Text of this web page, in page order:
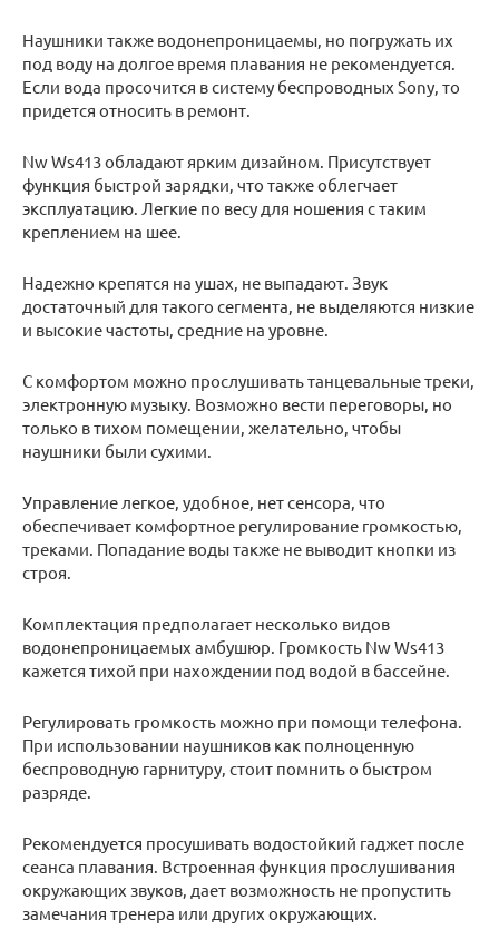
Наушники также водонепроницаемы, но погружать их
под воду на долгое время плавания не рекомендуется.
Если вода просочится в систему беспроводных Sony, то
придется относить в ремонт.
Nw Ws413 обладают ярким дизайном. Присутствует
функция быстрой зарядки, что также облегчает
эксплуатацию. Легкие по весу для ношения с таким
креплением на шее.
Надежно крепятся на ушах, не выпадают. Звук
достаточный для такого сегмента, не выделяются низкие
и высокие частоты, средние на уровне.
С комфортом можно прослушивать танцевальные треки,
электронную музыку. Возможно вести переговоры, но
только в тихом помещении, желательно, чтобы
наушники были сухими.
Управление легкое, удобное, нет сенсора, что
обеспечивает комфортное регулирование громкостью,
треками. Попадание воды также не выводит кнопки из
строя.
Комплектация предполагает несколько видов
водонепроницаемых амбушюр. Громкость Nw Ws413
кажется тихой при нахождении под водой в бассейне.
Регулировать громкость можно при помощи телефона.
При использовании наушников как полноценную
беспроводную гарнитуру, стоит помнить о быстром
разряде.
Рекомендуется просушивать водостойкий гаджет после
сеанса плавания. Встроенная функция прослушивания
окружающих звуков, дает возможность не пропустить
замечания тренера или других окружающих.